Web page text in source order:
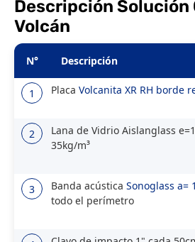
Descripción
Volcán
N° Descripción
1 Placa Volcanita XR RH borde
2
Lana de Vidrio Aislanglass
35kg/m³
3 Banda acústica Sonoglass a=
todo el perímetro